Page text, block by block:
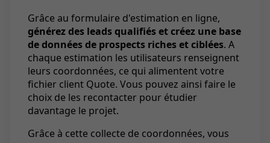
Grâce au formulaire d'estimation en ligne,
générez des leads qualifiés et créez une base
de données de prospects riches et ciblées. A
chaque estimation les utilisateurs renseignent
leurs coordonnées, ce qui alimentent votre
fichier client Quote. Vous pouvez ainsi faire le
choix de les recontacter pour étudier
davantage le projet.
Grâce à cette collecte de coordonnées, vous